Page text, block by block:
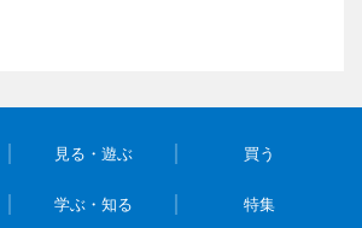
見る・遊ぶ 買う
学ぶ・知る 特集